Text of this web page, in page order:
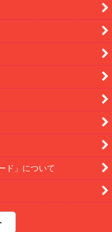
ド」について